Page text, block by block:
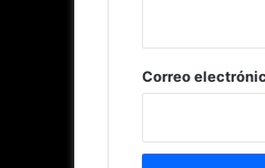
*
Correo